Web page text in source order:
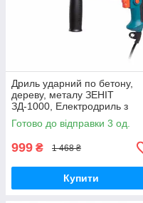
Дриль ударний по бетону,
дереву, металу ЗЕНІТ
ЗД-1000, Електродриль з
регулюванням швидкості
Готово до відправки 3 од.
999 ₴ 1 468 ₴
Купити